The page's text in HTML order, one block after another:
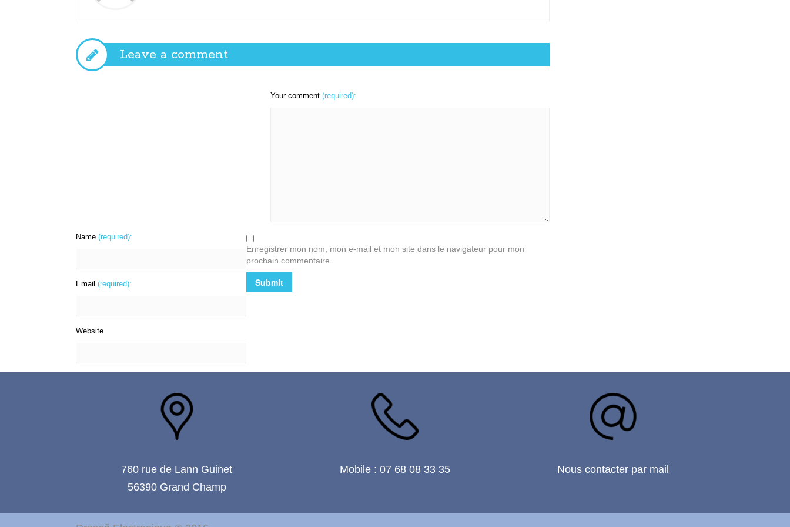
Leave a comment
Your comment (required):
Name (required):
Email (required):
Website
Enregistrer mon nom, mon e-mail et mon site dans le navigateur pour mon
prochain commentaire.
760 rue de Lann Guinet
56390 Grand Champ
Mobile : 07 68 08 33 35 Nous contacter par mail